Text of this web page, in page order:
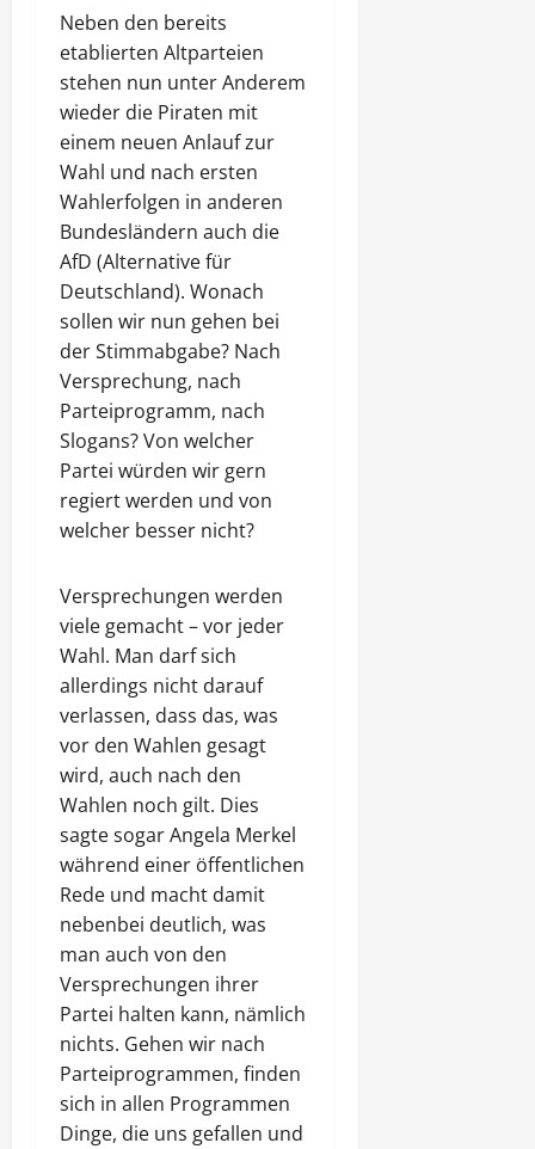
Neben den bereits
etablierten Altparteien
stehen nun unter Anderem
wieder die Piraten mit
einem neuen Anlauf zur
Wahl und nach ersten
Wahlerfolgen in anderen
Bundesländern auch die
AfD (Alternative für
Deutschland). Wonach
sollen wir nun gehen bei
der Stimmabgabe? Nach
Versprechung, nach
Parteiprogramm, nach
Slogans? Von welcher
Partei würden wir gern
regiert werden und von
welcher besser nicht?
Versprechungen werden
viele gemacht – vor jeder
Wahl. Man darf sich
allerdings nicht darauf
verlassen, dass das, was
vor den Wahlen gesagt
wird, auch nach den
Wahlen noch gilt. Dies
sagte sogar Angela Merkel
während einer öffentlichen
Rede und macht damit
nebenbei deutlich, was
man auch von den
Versprechungen ihrer
Partei halten kann, nämlich
nichts. Gehen wir nach
Parteiprogrammen, finden
sich in allen Programmen
Dinge, die uns gefallen und